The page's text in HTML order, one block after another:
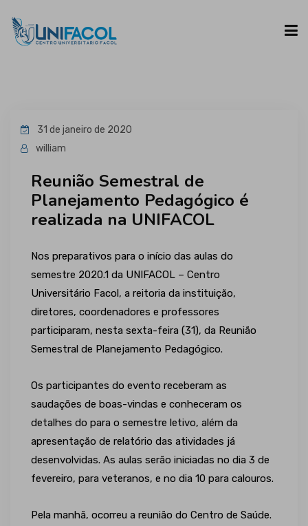
CURSOS
ESPAÇO DO ALUNO
31 de janeiro de 2020
william
Reunião Semestral de
Planejamento Pedagógico é
realizada na UNIFACOL
Nos preparativos para o início das aulas do
semestre 2020.1 da UNIFACOL – Centro
Universitário Facol, a reitoria da instituição,
diretores, coordenadores e professores
participaram, nesta sexta-feira (31), da Reunião
Semestral de Planejamento Pedagógico.
Os participantes do evento receberam as
saudações de boas-vindas e conheceram os
detalhes do para o semestre letivo, além da
apresentação de relatório das atividades já
desenvolvidas. As aulas serão iniciadas no dia 3 de
fevereiro, para veteranos, e no dia 10 para calouros.
Pela manhã, ocorreu a reunião do Centro de Saúde.